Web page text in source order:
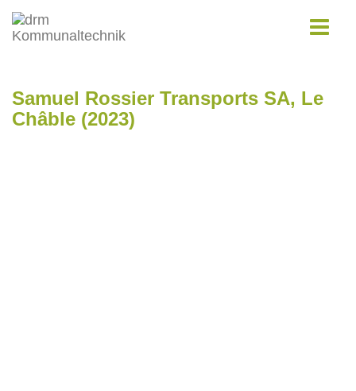
Toggle
Samuel Rossier Transports SA, Le
Châble (2023)